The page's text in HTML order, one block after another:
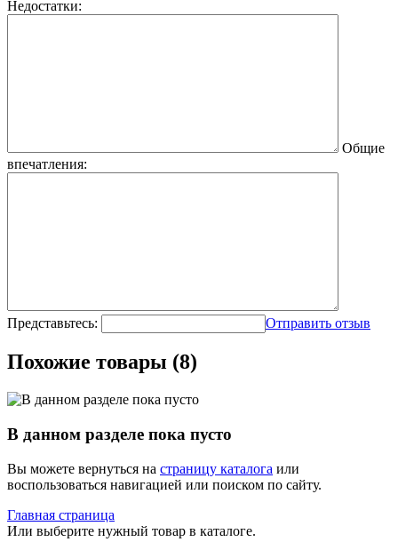
Недостатки:
Общие
впечатления:
Представьтесь: Отправить отзыв
Похожие товары (8)
В данном разделе пока пусто
Вы можете вернуться на страницу каталога или
воспользоваться навигацией или поиском по сайту.
Главная страница
Или выберите нужный товар в каталоге.